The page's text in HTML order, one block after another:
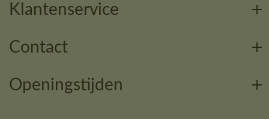
Klantenservice
Contact
Openingstijden